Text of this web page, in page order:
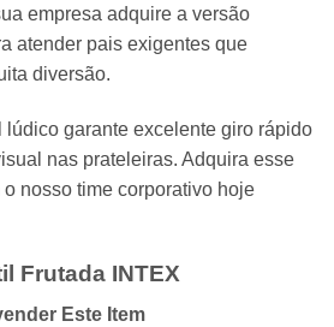
empresa adquire a versão
atender pais exigentes que
diversão.
lúdico garante excelente giro rápido
nas prateleiras. Adquira esse
o nosso time corporativo hoje
Frutada INTEX
Este Item